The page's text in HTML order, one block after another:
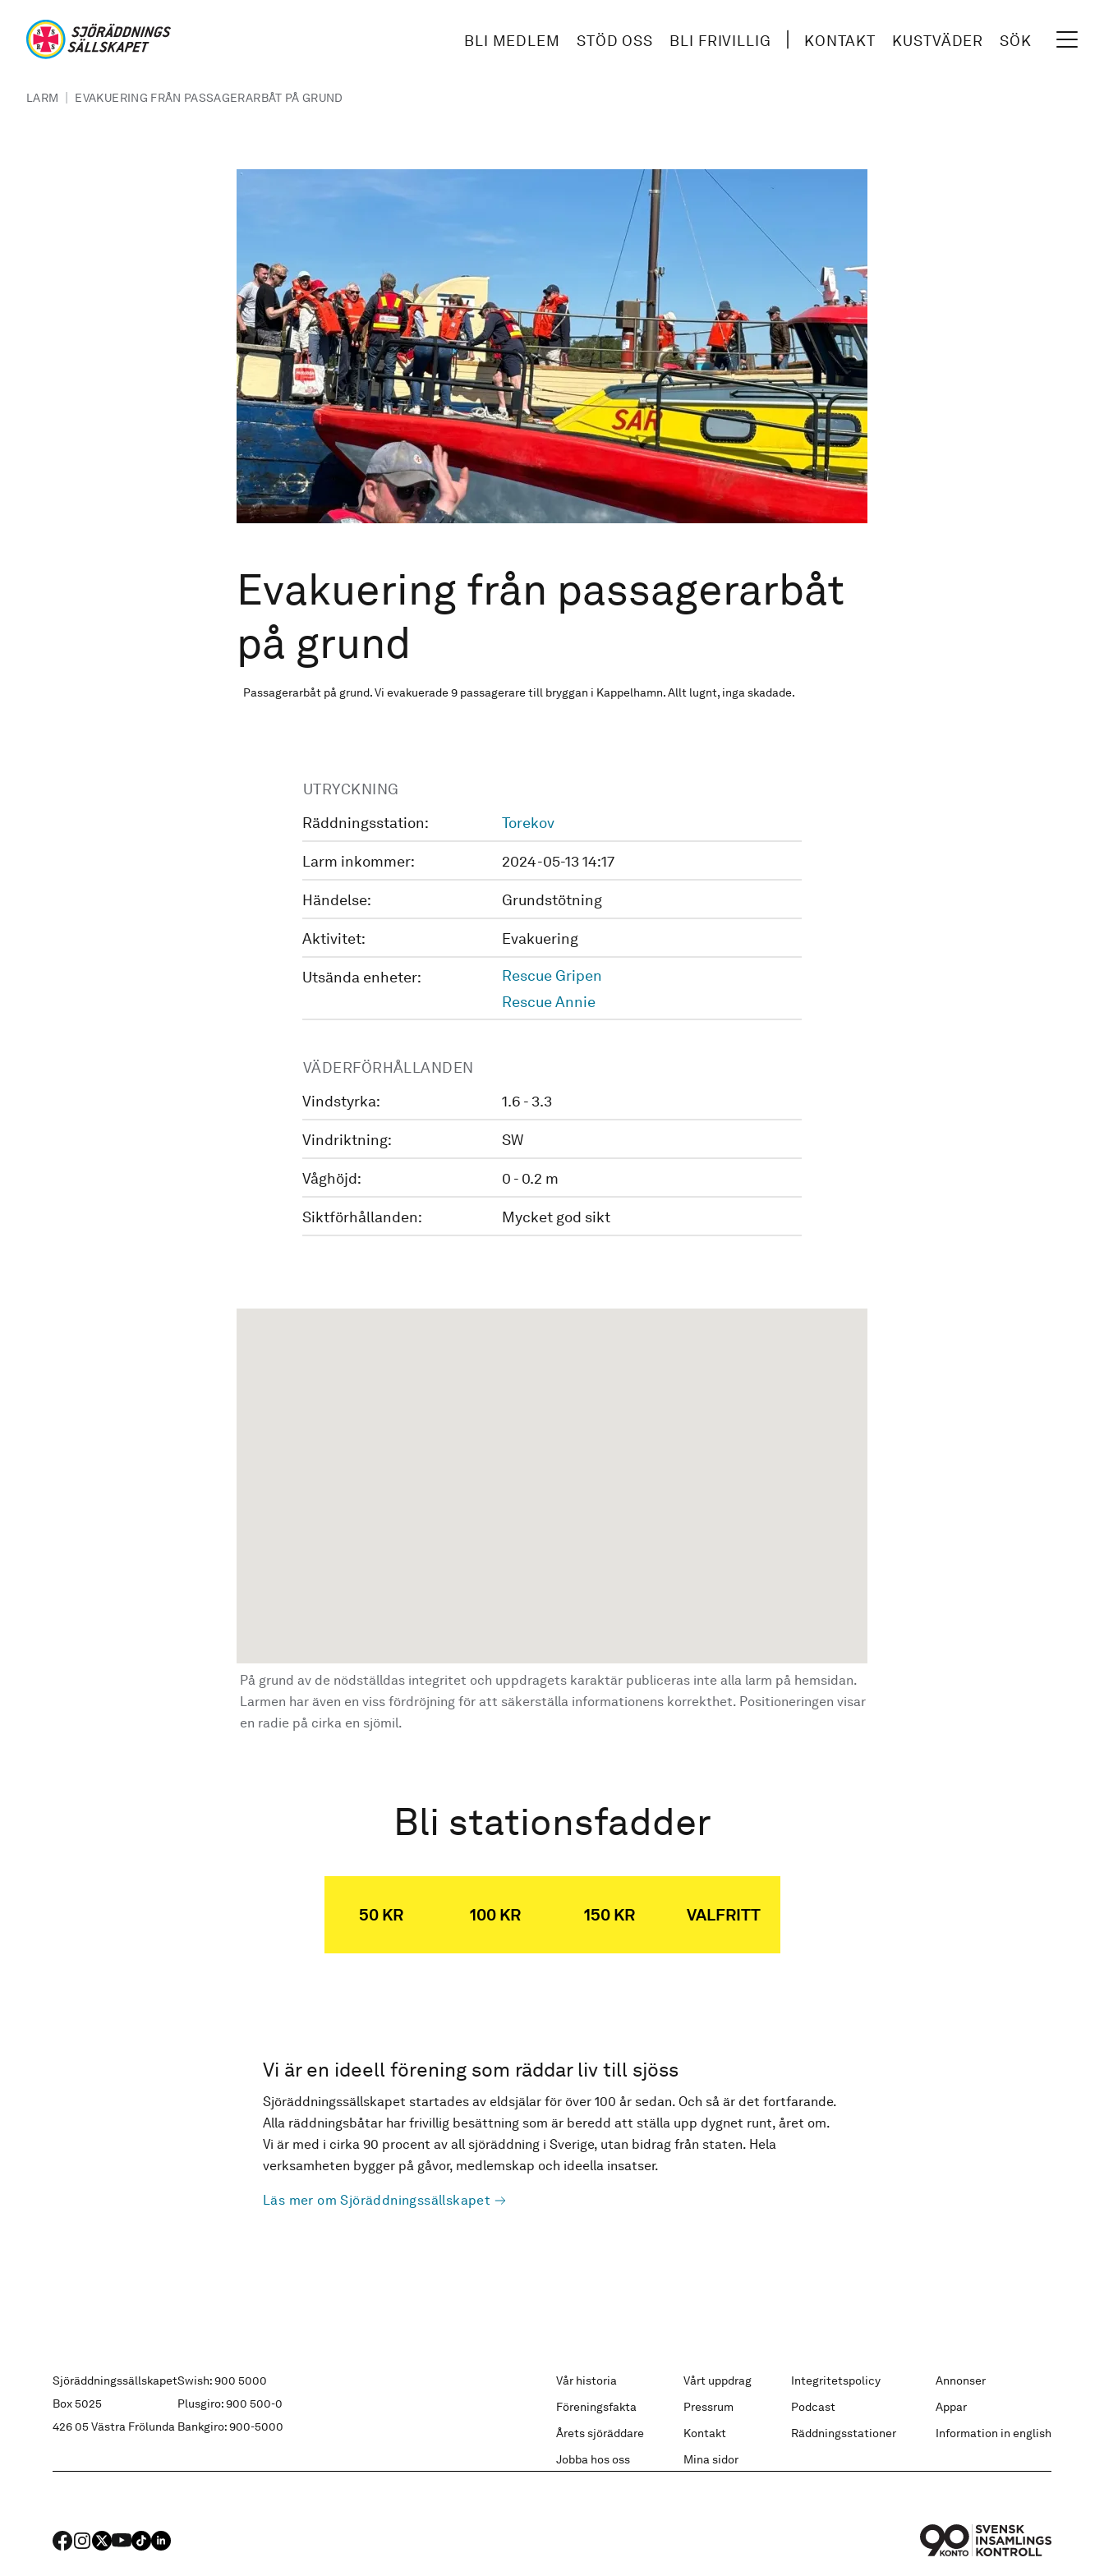
BLI MEDLEM STÖD OSS BLI FRIVILLIG KONTAKT KUSTVÄDER SÖK
LARM | EVAKUERING FRÅN PASSAGERARBÅT PÅ GRUND
Evakuering från passagerarbåt
på grund
Passagerarbåt på grund. Vi evakuerade 9 passagerare till bryggan i Kappelhamn. Allt lugnt, inga skadade.
UTRYCKNING
Räddningsstation:
Torekov
Larm inkommer: 2024-05-13 14:17
Händelse: Grundstötning
Aktivitet: Evakuering
Utsända enheter:
Rescue Gripen
Rescue Annie
VÄDERFÖRHÅLLANDEN
Vindstyrka:
1.6 - 3.3
Vindriktning: SW
Våghöjd: 0 - 0.2 m
Siktförhållanden: Mycket god sikt
På grund av de nödställdas integritet och uppdragets karaktär publiceras inte alla larm på hemsidan.
Larmen har även en viss fördröjning för att säkerställa informationens korrekthet. Positioneringen visar
en radie på cirka en sjömil.
Bli stationsfadder
50 KR 100 KR 150 KR VALFRITT
Vi är en ideell förening som räddar liv till sjöss
Sjöräddningssällskapet startades av eldsjälar för över 100 år sedan. Och så är det fortfarande.
Alla räddningsbåtar har frivillig besättning som är beredd att ställa upp dygnet runt, året om.
Vi är med i cirka 90 procent av all sjöräddning i Sverige, utan bidrag från staten. Hela
verksamheten bygger på gåvor, medlemskap och ideella insatser.
Läs mer om Sjöräddningssällskapet
Sjöräddningssällskapet
Box 5025
426 05 Västra Frölunda
Swish: 900 5000
Plusgiro: 900 500-0
Bankgiro: 900-5000
Vår historia Vårt uppdrag Integritetspolicy
Annonser
Föreningsfakta
Pressrum Podcast
Appar
Årets sjöräddare
Kontakt Räddningsstationer
Information in english
Jobba hos oss
Mina sidor
FACEBOOK
Instagram
X YouTube
TIKTOKLINKED IN